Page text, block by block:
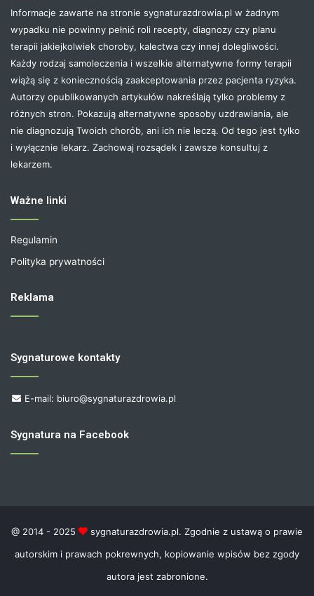
Informacje zawarte na stronie sygnaturazdrowia.pl w żadnym
wypadku nie powinny pełnić roli recepty, diagnozy czy planu
terapii jakiejkolwiek choroby, kalectwa czy innej dolegliwości.
Każdy rodzaj samoleczenia i wszelkie alternatywne formy terapii
wiążą się z koniecznością zaakceptowania przez pacjenta ryzyka.
Autorzy opublikowanych artykułów nakreślają tylko problemy z
różnych stron. Pokazują alternatywne sposoby uzdrawiania, ale
nie diagnozują Twoich chorób, ani ich nie leczą. Od tego jest tylko
i wyłącznie lekarz. Zachowaj rozsądek i zawsze konsultuj z
lekarzem.
Ważne linki
Regulamin
Polityka prywatności
Reklama
Sygnaturowe kontakty
E-mail: biuro@sygnaturazdrowia.pl
Sygnatura na Facebook
@ 2014 - 2025
sygnaturazdrowia.pl. Zgodnie z ustawą o prawie
autorskim i prawach pokrewnych, kopiowanie wpisów bez zgody
autora jest zabronione.